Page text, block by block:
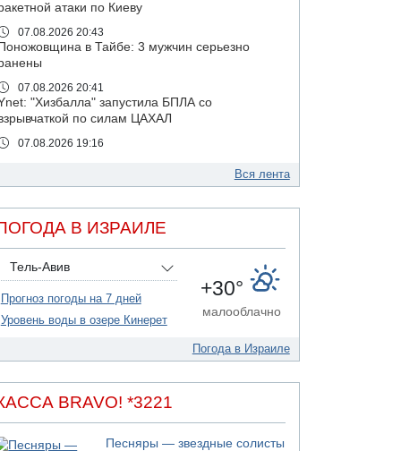
атаки по Киеву
07.08.2026 20:43
Поножовщина в Тайбе: 3 мужчин серьезно
07.08.2026 20:41
"Хизбалла" запустила БПЛА со
по силам ЦАХАЛ
07.08.2026 19:16
Иерусалиме
Подозреваемый в домогательствах в хостеле
- Гильбоа Дахан
Обнародовано имя полицейского,
подозреваемого в коррупционных
07.08.2026 17:51
отказался заморозить лишение
льгот для уклонистов-харедим
Вся лента
В ИЗРАИЛЕ
Тель-Авив
Прогноз погоды на 7 дней
Уровень воды в озере Кинерет
+30°
малооблачно
Погода в Израиле
BRAVO! *3221
Песняры — звездные солисты